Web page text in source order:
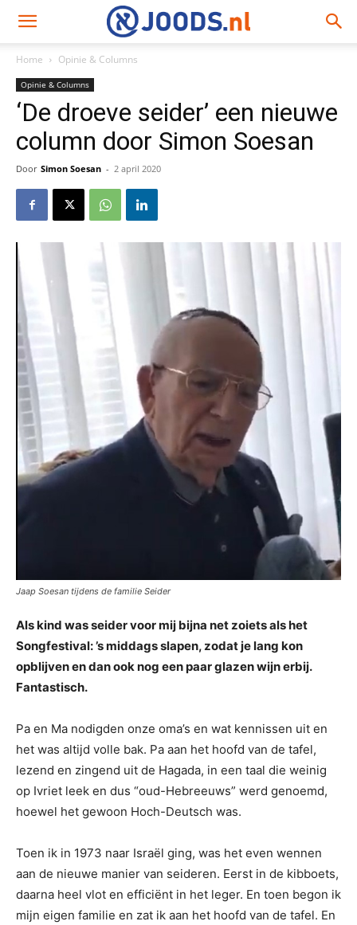
Home Opinie & Columns
Opinie & Columns
‘De droeve seider’ een nieuwe
column door Simon Soesan
Door Simon Soesan - 2 april 2020
Jaap Soesan tijdens de familie Seider
Als kind was seider voor mij bijna net zoiets als het
Songfestival: ’s middags slapen, zodat je lang kon
opblijven en dan ook nog een paar glazen wijn erbij.
Fantastisch.
Pa en Ma nodigden onze oma’s en wat kennissen uit en
het was altijd volle bak. Pa aan het hoofd van de tafel,
lezend en zingend uit de Hagada, in een taal die weinig
op Ivriet leek en dus “oud-Hebreeuws” werd genoemd,
hoewel het gewoon Hoch-Deutsch was.
Toen ik in 1973 naar Israël ging, was het even wennen
aan de nieuwe manier van seideren. Eerst in de kibboets,
daarna heel vlot en efficiënt in het leger. En toen begon ik
mijn eigen familie en zat ik aan het hoofd van de tafel. En